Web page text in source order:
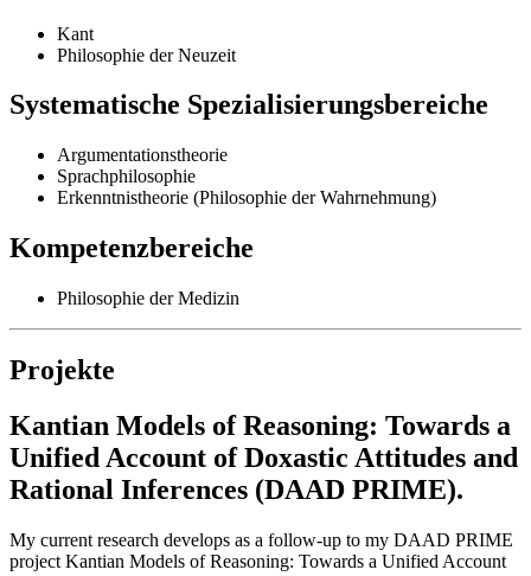
Kant
Philosophie der Neuzeit
Systematische Spezialisierungsbereiche
Argumentationstheorie
Sprachphilosophie
Erkenntnistheorie (Philosophie der Wahrnehmung)
Kompetenzbereiche
Philosophie der Medizin
Projekte
Kantian Models of Reasoning: Towards a
Unified Account of Doxastic Attitudes and
Rational Inferences (DAAD PRIME).
My current research develops as a follow-up to my DAAD PRIME
project Kantian Models of Reasoning: Towards a Unified Account